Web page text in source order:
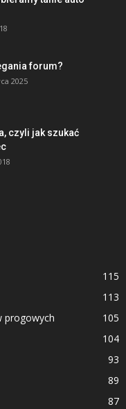
forum?
2025
czyli jak szukać
115
113
progowych
105
104
93
89
87